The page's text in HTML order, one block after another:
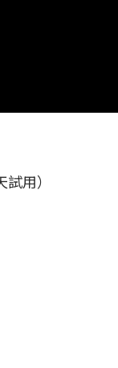
試用）